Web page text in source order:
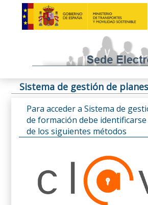
Sistema de gestión de
Para acceder a Sistema de
de formación debe
de los siguientes métodos